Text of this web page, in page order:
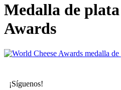
Medalla de
Awards
¡Síguenos!